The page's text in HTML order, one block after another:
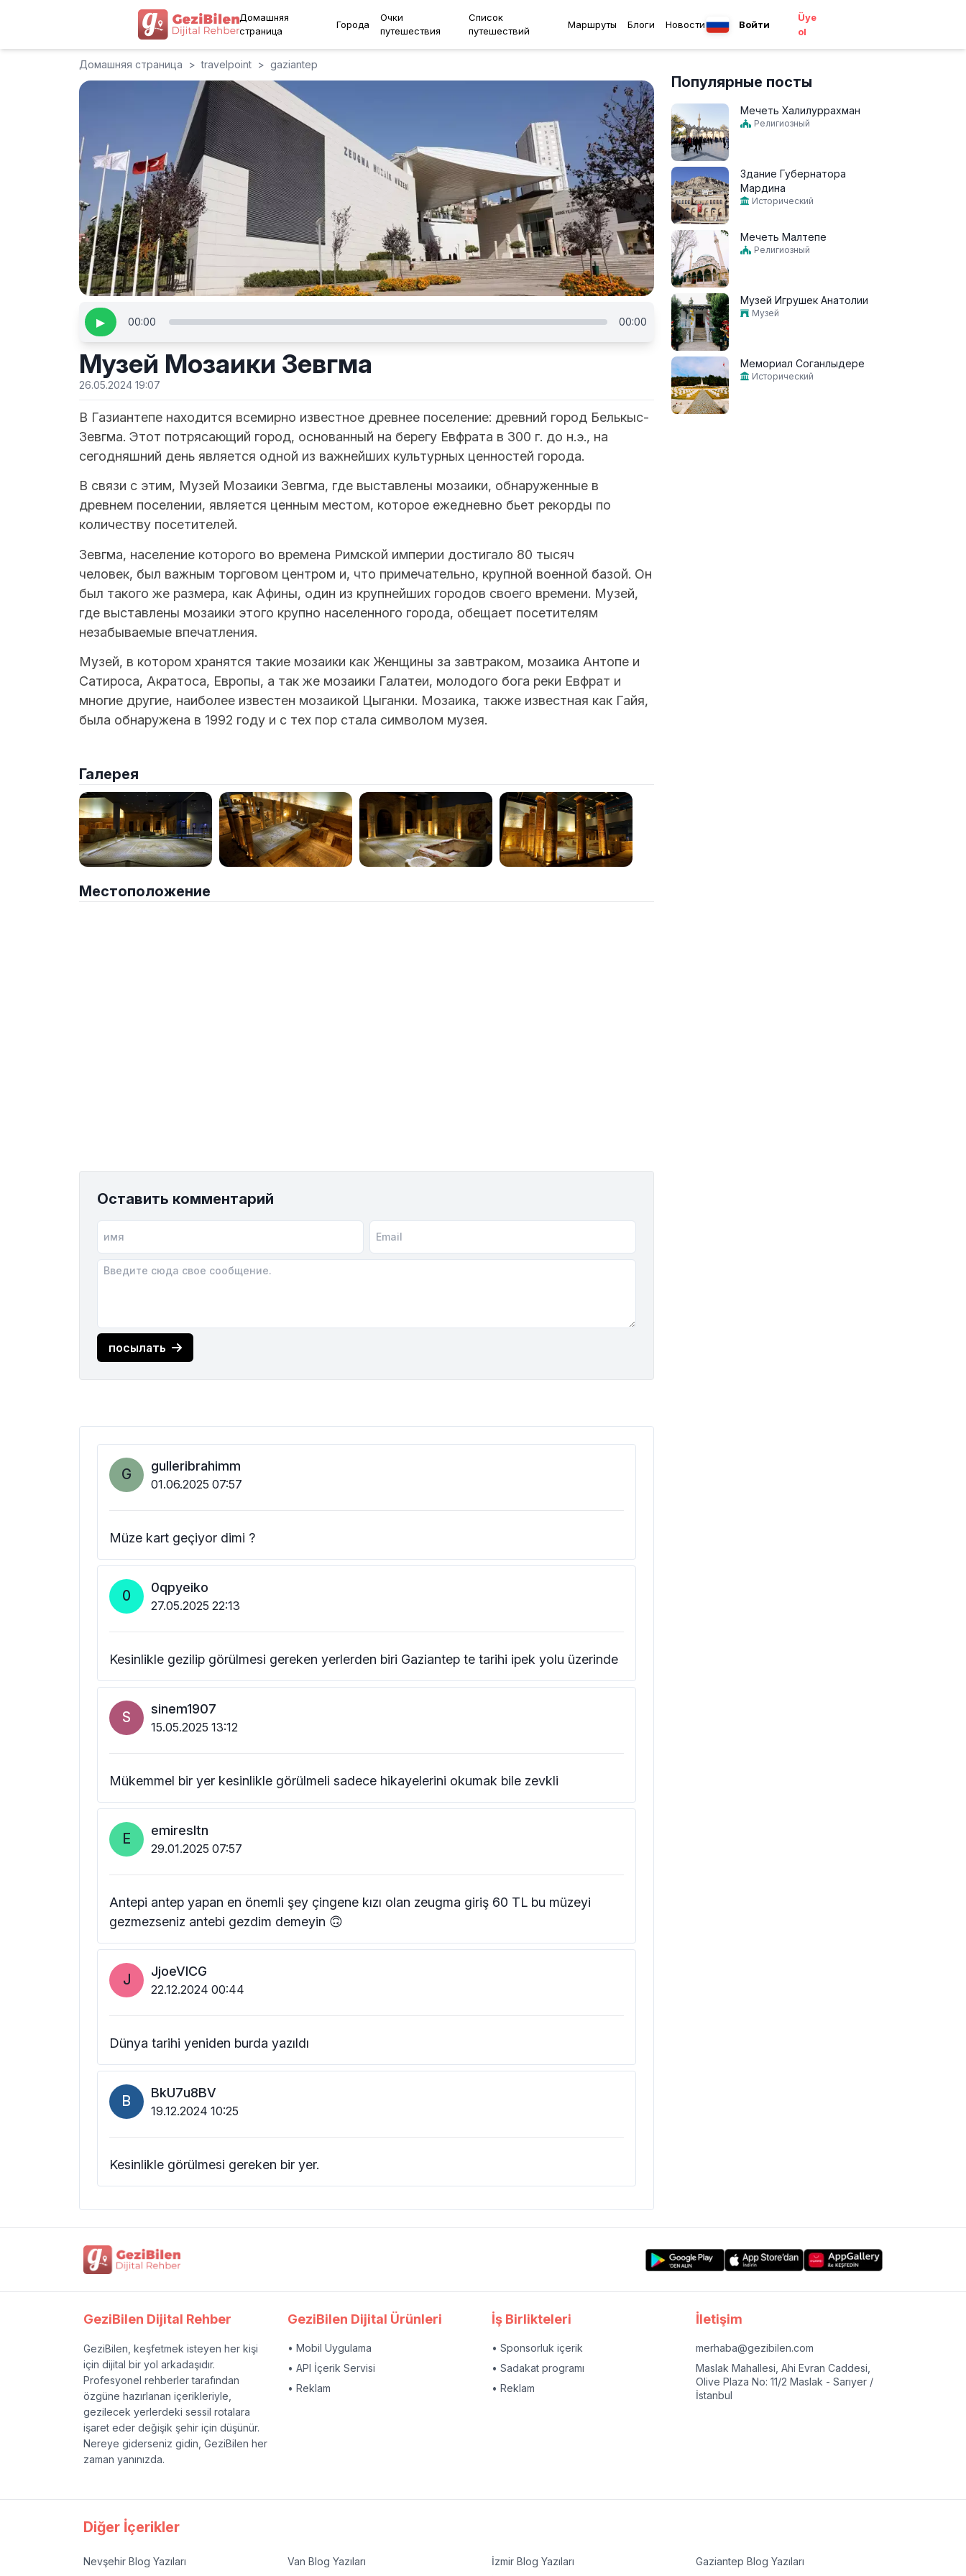
Домашняя
страница
Города
Очки
путешествия
Список
путешествий
Маршруты Блоги Новости Войти
Üye
ol
Домашняя страница > travelpoint > gaziantep
▶ 00:00 00:00
Музей Мозаики Зевгма
26.05.2024 19:07
В Газиантепе находится всемирно известное древнее поселение: древний город Белькыс-
Зевгма. Этот потрясающий город, основанный на берегу Евфрата в 300 г. до н.э., на
сегодняшний день является одной из важнейших культурных ценностей города.
В связи с этим, Музей Мозаики Зевгма, где выставлены мозаики, обнаруженные в
древнем поселении, является ценным местом, которое ежедневно бьет рекорды по
количеству посетителей.
Зевгма, население которого во времена Римской империи достигало 80 тысяч
человек, был важным торговом центром и, что примечательно, крупной военной базой. Он
был такого же размера, как Афины, один из крупнейших городов своего времени. Музей,
где выставлены мозаики этого крупно населенного города, обещает посетителям
незабываемые впечатления.
Музей, в котором хранятся такие мозаики как Женщины за завтраком, мозаика Антопе и
Сатироса, Акратоса, Европы, а так же мозаики Галатеи, молодого бога реки Евфрат и
многие другие, наиболее известен мозаикой Цыганки. Мозаика, также известная как Гайя,
была обнаружена в 1992 году и с тех пор стала символом музея.
Галерея
Местоположение
Оставить комментарий
посылать
G gulleribrahimm
01.06.2025 07:57
Müze kart geçiyor dimi ?
0 0qpyeiko
27.05.2025 22:13
Kesinlikle gezilip görülmesi gereken yerlerden biri Gaziantep te tarihi ipek yolu üzerinde
S sinem1907
15.05.2025 13:12
Mükemmel bir yer kesinlikle görülmeli sadece hikayelerini okumak bile zevkli
E emiresltn
29.01.2025 07:57
Antepi antep yapan en önemli şey çingene kızı olan zeugma giriş 60 TL bu müzeyi
gezmezseniz antebi gezdim demeyin 🙃
J JjoeVlCG
22.12.2024 00:44
Dünya tarihi yeniden burda yazıldı
B BkU7u8BV
19.12.2024 10:25
Kesinlikle görülmesi gereken bir yer.
Популярные посты
Мечеть Халилуррахман
Религиозный
Здание Губернатора
Мардина
Исторический
Мечеть Малтепе
Религиозный
Музей Игрушек Анатолии
Музей
Мемориал Соганлыдере
Исторический
GeziBilen Dijital Rehber
GeziBilen, keşfetmek isteyen her kişi
için dijital bir yol arkadaşıdır.
Profesyonel rehberler tarafından
özgüne hazırlanan içerikleriyle,
gezilecek yerlerdeki sessil rotalara
işaret eder değişik şehir için düşünür.
Nereye giderseniz gidin, GeziBilen her
zaman yanınızda.
GeziBilen Dijital Ürünleri
• Mobil Uygulama
• API İçerik Servisi
• Reklam
İş Birlikteleri
• Sponsorluk içerik
• Sadakat programı
• Reklam
İletişim
merhaba@gezibilen.com
Maslak Mahallesi, Ahi Evran Caddesi,
Olive Plaza No: 11/2 Maslak - Sarıyer /
İstanbul
Diğer İçerikler
Nevşehir Blog Yazıları
Van Blog Yazıları
İzmir Blog Yazıları
Gaziantep Blog Yazıları